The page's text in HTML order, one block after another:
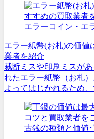
エラーコイン・エ
エラー紙幣(お札)の価値
業者を紹介
裁断ミスや印刷ミスが
れたエラー紙幣（お札
よってはじかれるため
古銭の種類と価値